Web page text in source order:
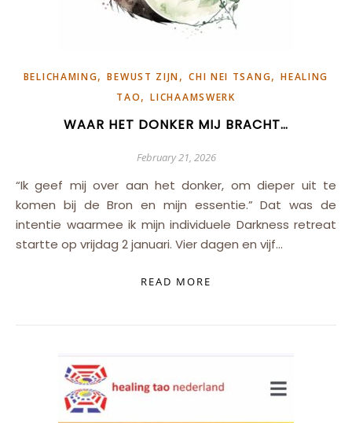
BELICHAMING,BEWUST ZIJN,CHI NEI TSANG,HEALING
TAO,LICHAAMSWERK
WAAR HET DONKER MIJ BRACHT…
February 21, 2026
“Ik geef mij over aan het donker, om dieper uit te
komen bij de Bron en mijn essentie.” Dat was de
intentie waarmee ik mijn individuele Darkness retreat
startte op vrijdag 2 januari. Vier dagen en vijf…
READ MORE